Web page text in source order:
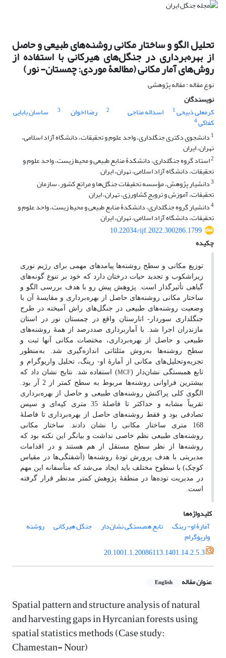
تحلیل الگو و ساختار مکانی روشنه‌های طبیعی و حاصل
از بهره‌برداری در جنگل‌های هیرکانی با استفاده از
روش‌های آمار مکانی (مطالعۀ موردی: چمستان- نور)
نوع مقاله : مقاله پژوهشی
نویسندگان
کرمعلی ذبیحی1 اسداله متاجی 2 رضا اخوان 3 ساسان بابایی
کفاکی4
1 دانشجوی دکتری جنگلداری، واحد علوم و تحقیقات، دانشگاه آزاد اسلامی،
تهران، ایران
2استاد گروه جنگلداری، دانشکدۀ منابع طبیعی و محیط زیست، واحد علوم و
تحقیقات، دانشگاه آزاد اسلامی، تهران، ایران
3دانشیار پژوهش، مؤسسه تحقیقات جنگل‌ها و مراتع کشور، سازمان
تحقیقات، آموزش و ترویج کشاورزی، تهران، ایران
4دانشیار گروه جنگلداری، دانشکدۀ منابع طبیعی و محیط زیست، واحد علوم و
تحقیقات، دانشگاه آزاد اسلامی، تهران، ایران
10.22034/ijf.2022.300286.1799
چکیده
توزیع مکانی و سطح روشنه‌ها پیامدهای مهمی برای رژیم نوری
زیراشکوب و تجدید حیات درختان دارد که خود بر تنوع گونه‌های
گیاهی تأثیرگذار است. پژوهش پیش‌ رو با هدف بررسی الگو و
ساختار مکانی روشنه‌های حاصل از بهره‌برداری و مقایسۀ آن با
وضعیت روشنه‌های طبیعی در جنگل‌های راش آمیخته در طرح
جنگلداری سوردار -انارستان واقع در چمستان نور در استان
مازندران اجرا شد. با آماربرداری صددرصد از همۀ روشنه‌های
طبیعی و حاصل از بهره‌برداری، مختصات مکانی آنها ثبت و
سطح روشنه‌ها به‌روش مثلثاتی اندازه‌گیری شد. به‌منظور
تجزیه‌وتحلیل‌های مکانی از آمارۀ او- رینگ، تحلیل واریوگرام و
تابع همبستگی نشان‌دار (MCF) استفاده شد. نتایج نشان داد که
بیشترین فراوانی روشنه‌ها مربوط به سطح کمتر از 2 آر بود.
الگوی کلی پراکنش روشنههای طبیعی و حاصل از بهره‌برداری
تقریباً مشابه و حداکثر تا فاصلۀ 35 متری کپه‌ای و سپس
تصادفی بود و فقط روشنه‌های حاصل از بهره‌برداری تا فاصلۀ
168 متری ساختار مکانی را نشان دادند. ساختار مکانی
روشنه‌های طبیعی نظم خاصی نداشت و بیانگر این نکته بود که
روشنه‌ها از نظر سطح مستقل از هم هستند و در اقدامات
مدیریتی با هدف پرورش تودۀ روشنه‌ها (آشفتگی‌ها در مقیاس
کوچک) با سطوح مختلف باید ایجاد می‌شد که متأسفانه این مهم
در مدیریت توده‌ها در منطقۀ پژوهش کمتر مدنظر قرار گرفته
است.
کلیدواژه‌ها
آمارۀ او- رینگ
تابع همبستگی نشان‌دار جنگل هیرکانی روشنه
واریوگرام
20.1001.1.20086113.1401.14.2.5.3
عنوان مقاله English
Spatial pattern and structure analysis of natural
and harvesting gaps in Hyrcanian forests using
spatial statistics methods (Case study:
Chamestan- Nour)